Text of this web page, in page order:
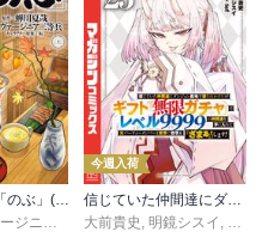
異世界居酒屋「のぶ」(22)
ニア二等兵 ,転
今週入荷
信じていた仲間達にダンジョン奥地で殺されかけたがギフト『無限ガチャ』でレベル９９９９の仲間達を手に入れて元パーティーメンバーと世界に復讐＆『ざまぁ！』します！（２３）
大前貴史 , 明鏡シスイ , ｔ